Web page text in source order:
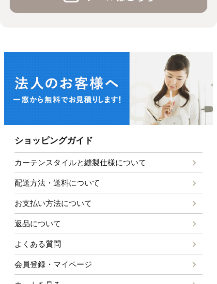
ショッピングガイド
カーテンスタイルと縫製仕様について
配送方法・送料について
お支払い方法について
返品について
よくある質問
会員登録・マイページ